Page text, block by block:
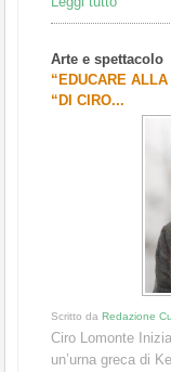
Arte e spettacolo
“EDUCARE
“DI CIRO...
Scritto da Redazione
Ciro Lomonte
un’urna greca di